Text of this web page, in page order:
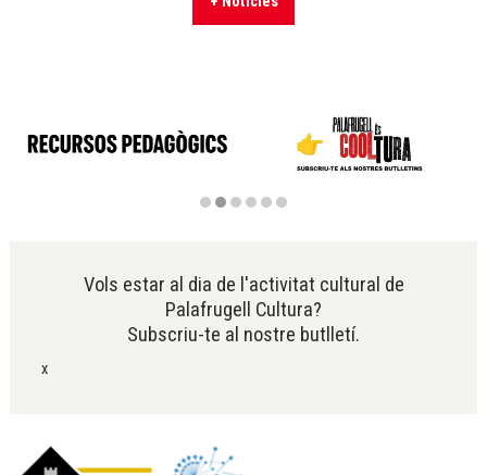
Vols estar al dia de l'activitat cultural de
Palafrugell Cultura?
Subscriu-te al nostre butlletí.
x